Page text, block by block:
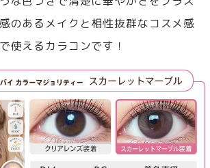
のあるメイクと相性抜群なコスメ感
使えるカラコンです！